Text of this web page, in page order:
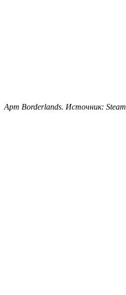
Арт Borderlands. Источник: Steam